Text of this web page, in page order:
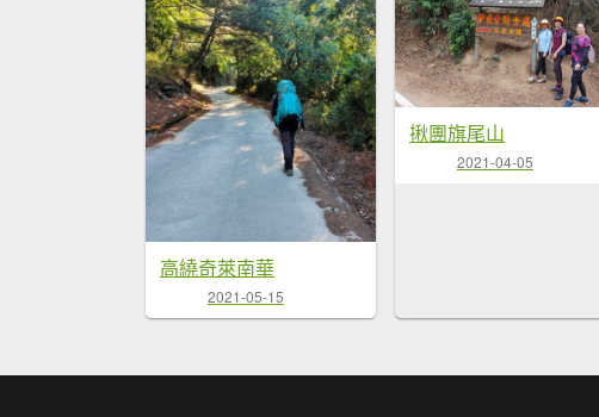
高繞奇萊南華
2021-05-15
揪團旗尾山
2021-04-05